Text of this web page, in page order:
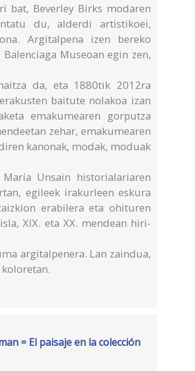
bat, Beverley Birks modaren
du, alderdi artistikoei,
Argitalpena izen bereko
Museoan egin zen,
da, eta 1880tik 2012ra
baitute nolakoa izan
emakumearen gorputza
zehar, emakumearen
kanonak, modak, moduak
Unsain historialariaren
egileek irakurleen eskura
erabilera eta ohituren
XIX. eta XX. mendean hiri-
argitalpenera. Lan zaindua,
= El paisaje en la colección